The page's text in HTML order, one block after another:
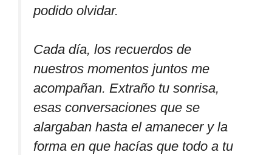
podido olvidar.
Cada día, los recuerdos de
nuestros momentos juntos me
acompañan. Extraño tu sonrisa,
esas conversaciones que se
alargaban hasta el amanecer y la
forma en que hacías que todo a tu